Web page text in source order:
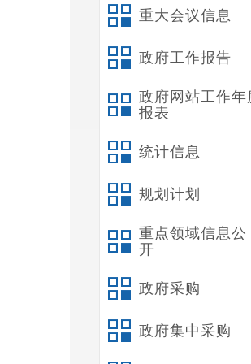
重大会议信息
政府工作报告
政府网站工作年
报表
统计信息
规划计划
重点领域信息公
开
政府采购
政府集中采购